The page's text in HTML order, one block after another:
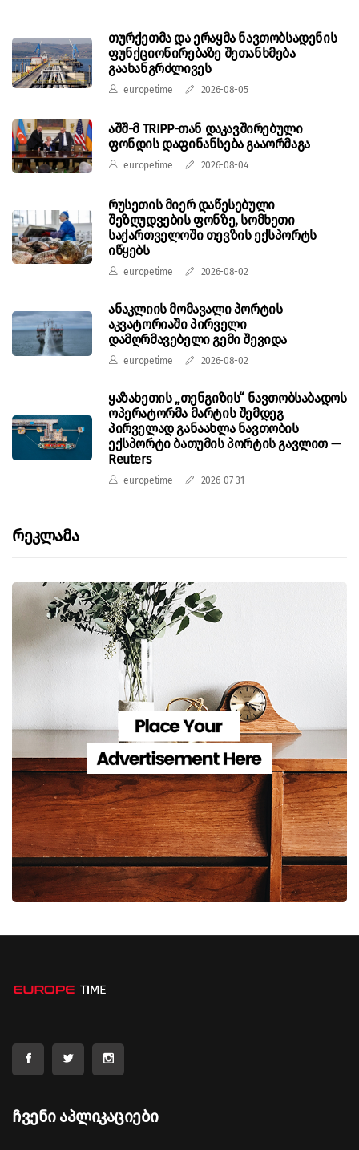
თურქეთმა და ერაყმა ნავთობსადენის
ფუნქციონირებაზე შეთანხმება
გაახანგრძლივეს
europetime 2026-08-05
აშშ-მ TRIPP-თან დაკავშირებული
ფონდის დაფინანსება გააორმაგა
europetime 2026-08-04
რუსეთის მიერ დაწესებული
შეზღუდვების ფონზე, სომხეთი
საქართველოში თევზის ექსპორტს
იწყებს
europetime 2026-08-02
ანაკლიის მომავალი პორტის
აკვატორიაში პირველი
დამღრმავებელი გემი შევიდა
europetime 2026-08-02
ყაზახეთის „თენგიზის“ ნავთობსაბადოს
ოპერატორმა მარტის შემდეგ
პირველად განაახლა ნავთობის
ექსპორტი ბათუმის პორტის გავლით —
Reuters
europetime 2026-07-31
Რეკლამა
Ჩვენი Აპლიკაციები